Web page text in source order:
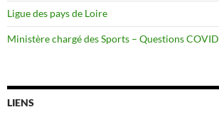
Ligue des pays de Loire
Ministère chargé des Sports – Questions COVID
LIENS